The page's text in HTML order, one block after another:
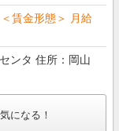
賃金形態＞ 月給
ンタ 住所：岡山
気になる！